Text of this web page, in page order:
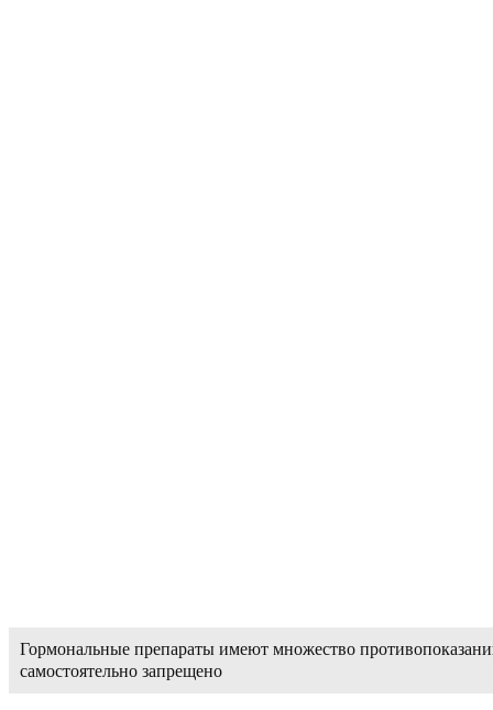
Гормональные препараты имеют множество
самостоятельно запрещено